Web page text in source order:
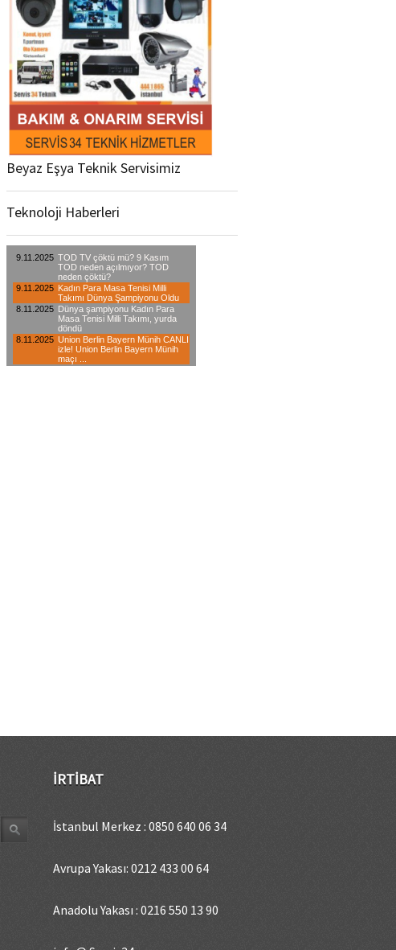
Beyaz Eşya Teknik Servisimiz
Teknoloji Haberleri
İRTIBAT
İstanbul Merkez : 0850 640 06 34
Avrupa Yakası: 0212 433 00 64
Anadolu Yakası : 0216 550 13 90